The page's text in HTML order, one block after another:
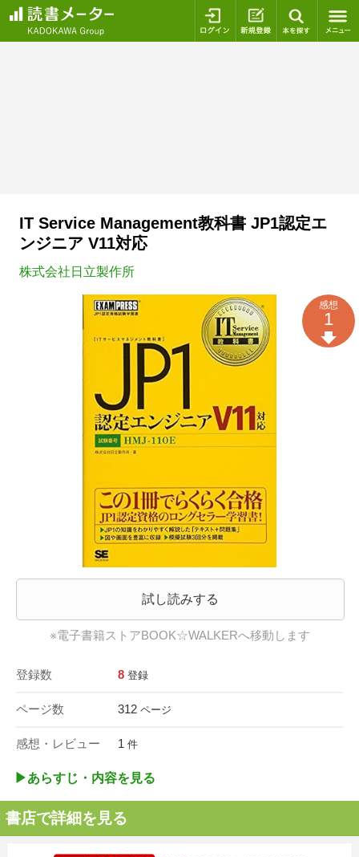
ログイン 新規登録
IT Service Management教科書 JP1認定エ
ンジニア V11対応
株式会社日立製作所
試し読みする
※電子書籍ストアBOOK☆WALKERへ移動します
登録数 8 登録
ページ数 312 ページ
感想・レビュー 1 件
感想
1
▶︎あらすじ・内容を見る
書店で詳細を見る